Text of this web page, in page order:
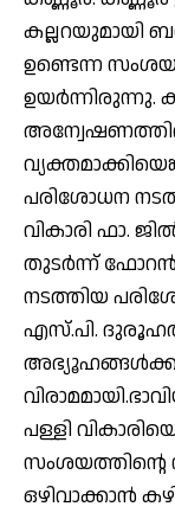
കല്ലറയുമായി
ഉണ്ടെന്ന
ഉയർന്നിരുന്നു.
പരിശോധന
വികാരി ഫാ.
തുടർന്ന്
നടത്തിയ
എസ്.പി.
പള്ളി
സംശയത്തിന്റെ
ഒഴിവാക്കാൻ